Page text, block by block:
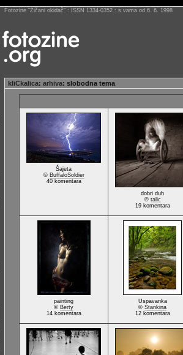
Fotozine “Žičani okidač” : ISSN 1334-0352 : s vama od 6. 6. 1998
kliCkalica: arhiva: slobodna tema
Šajeta
© BuffaloSoldier
40 komentara
dobri duh
© talic
19 komentara
painting
© Berty
14 komentara
Uspavanka
© Stankina
12 komentara